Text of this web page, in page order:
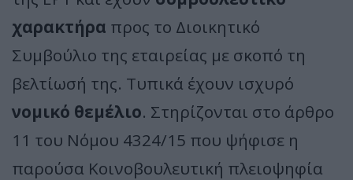
χαρακτήρα προς το Διοικητικό
Συμβούλιο της εταιρείας με σκοπό τη
βελτίωσή της. Τυπικά έχουν ισχυρό
νομικό θεμέλιο. Στηρίζονται στο άρθρο
11 του Νόμου 4324/15 που ψήφισε η
παρούσα Κοινοβουλευτική πλειοψηφία